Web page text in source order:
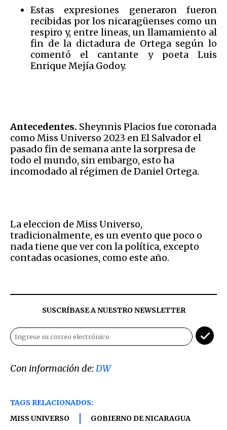
Estas expresiones generaron fueron
recibidas por los nicaragüenses como un
respiro y, entre lineas, un llamamiento al
fin de la dictadura de Ortega según lo
comentó el cantante y poeta Luis
Enrique Mejía Godoy.
Antecedentes. Sheynnis Placios fue coronada
como Miss Universo 2023 en El Salvador el
pasado fin de semana ante la sorpresa de
todo el mundo, sin embargo, esto ha
incomodado al régimen de Daniel Ortega.
La eleccion de Miss Universo,
tradicionalmente, es un evento que poco o
nada tiene que ver con la política, excepto
contadas ocasiones, como este año.
SUSCRÍBASE A NUESTRO NEWSLETTER
Con información de:DW
TAGS RELACIONADOS:
MISS UNIVERSO
GOBIERNO DE NICARAGUA